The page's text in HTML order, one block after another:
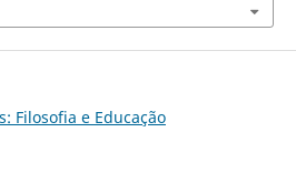
Filosofia e Educação